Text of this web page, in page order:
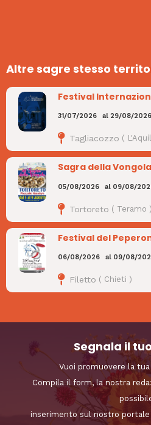
Altre sagre stesso
Festival
31/07/2026 al 29/08/2026
Tagliacozzo (
Sagra della Vongola
05/08/2026 al 09/08/
Tortoreto ( Teramo )
Festival del
06/08/2026 al 09/08/
Filetto ( Chieti )
Segnala il
Vuoi promuovere la
Compila il form, la nostra
inserimento sul nostro portale